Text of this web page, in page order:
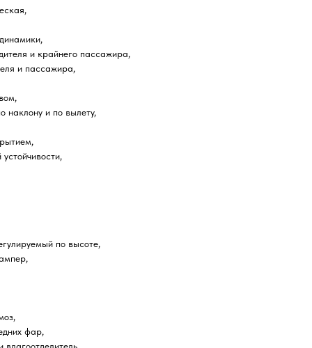
и крайнего пассажира,
и пассажира,
наклону и по вылету,
по высоте,
фар,